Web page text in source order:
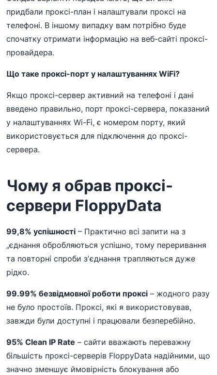
придбали проксі-план і налаштували проксі на
телефоні. В іншому випадку вам потрібно буде
спочатку отримати інформацію на веб-сайті проксі-
провайдера.
Що таке проксі-порт у налаштуваннях WiFi?
Якщо проксі-сервер активний на телефоні і дані
введено правильно, порт проксі-сервера, показаний
у налаштуваннях Wi-Fi, є номером порту, який
використовується для підключення до проксі-
сервера.
Чому я обрав проксі-
сервери FloppyData
99,8% успішності – Практично всі запити на з
„єднання обробляються успішно, тому переривання
та повторні спроби зʼєднання трапляються дуже
рідко.
99.99% безвідмовної роботи проксі – жодного разу
не було простоїв. Проксі, які я використовував,
завжди були доступні і працювали безперебійно.
95% Clean IP Rate – сайти вважають переважну
більшість проксі-серверів FloppyData надійними, що
значно зменшує ймовірність блокування або